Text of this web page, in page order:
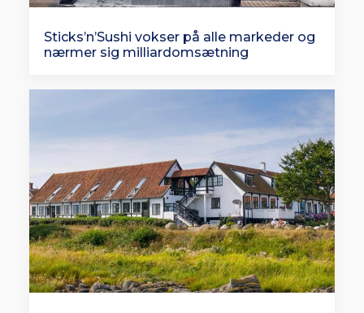
Sticks’n’Sushi vokser på alle markeder og
nærmer sig milliardomsætning